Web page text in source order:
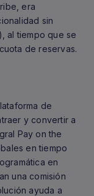
era
sin
al tiempo que se
de reservas.
de
y convertir a
Pay on the
en tiempo
en
una comisión
ayuda a